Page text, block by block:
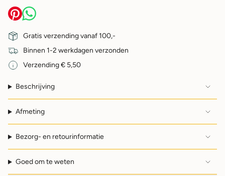
Gratis verzending vanaf 100,-
Binnen 1-2 werkdagen verzonden
Verzending € 5,50
Beschrijving
Afmeting
Bezorg- en retourinformatie
Goed om te weten